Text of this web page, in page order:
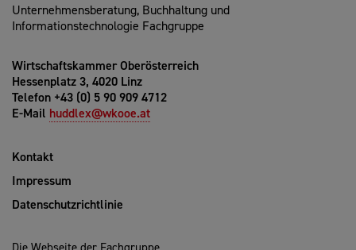
Unternehmensberatung, Buchhaltung und
Informationstechnologie Fachgruppe
Wirtschaftskammer Oberösterreich
Hessenplatz 3, 4020 Linz
Telefon +43 (0) 5 90 909 4712
E-Mail huddlex@wkooe.at
Kontakt
Impressum
Datenschutzrichtlinie